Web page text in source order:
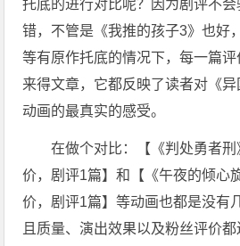
托底的进行对比呢？因为剧评不
错，不管是《我推的孩子3》也好
等有原作托底的情况下，每一篇
来得文章，它都反映了读者对《
动画的最真实的感受。
在做个对比：【《判处勇者
价，剧评1篇】和【《午夜的倾心
价，剧评1篇】等动画也都是没有
且质量、演出效果以及粉丝评价